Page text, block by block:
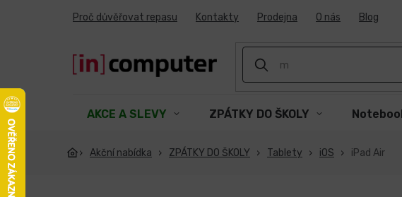
Proč důvěřovat repasu Kontakty Prodejna O nás Blog
AKCE A SLEVY ZPÁTKY DO ŠKOLY
Akční nabídka ZPÁTKY DO ŠKOLY Tablety iOS iPad Air